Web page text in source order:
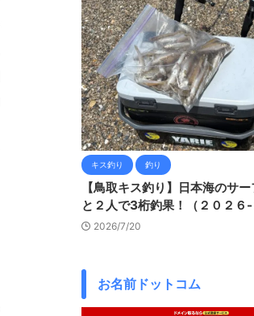
キス釣り 釣り
【鳥取キス釣り】日本海のサ
と２人で3桁釣果！（２０２６-
2026/7/20
お名前ドットコム